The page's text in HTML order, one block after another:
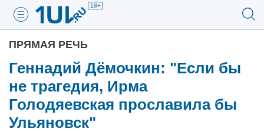
18+
ПРЯМАЯ РЕЧЬ
Геннадий Дёмочкин: "Если бы
не трагедия, Ирма
Голодяевская прославила бы
Ульяновск"